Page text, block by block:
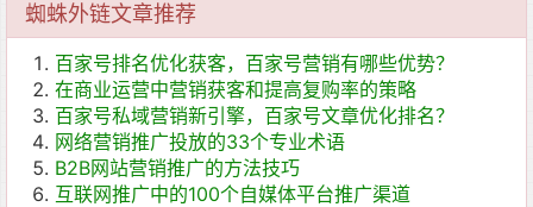
蜘蛛外链文章推荐
百家号排名优化获客，百家号营销有哪些优势？
在商业运营中营销获客和提高复购率的策略
百家号私域营销新引擎，百家号文章优化排名？
网络营销推广投放的33个专业术语
B2B网站营销推广的方法技巧
互联网推广中的100个自媒体平台推广渠道